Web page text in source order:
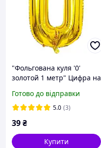
"Фольгована куля '0'
золотой 1 метр" Цифра на
Прикраса свята | Куля з
фольги | G
Готово до відправки
5.0 (3)
39₴
Купити